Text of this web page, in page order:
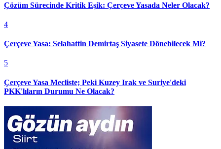
Çözüm Sürecinde Kritik Eşik: Çerçeve Yasada Neler Olacak?
4
Çerçeve Yasa: Selahattin Demirtaş Siyasete Dönebilecek Mi?
5
Çerçeve Yasa Mecliste; Peki Kuzey Irak ve Suriye'deki
PKK'lıların Durumu Ne Olacak?